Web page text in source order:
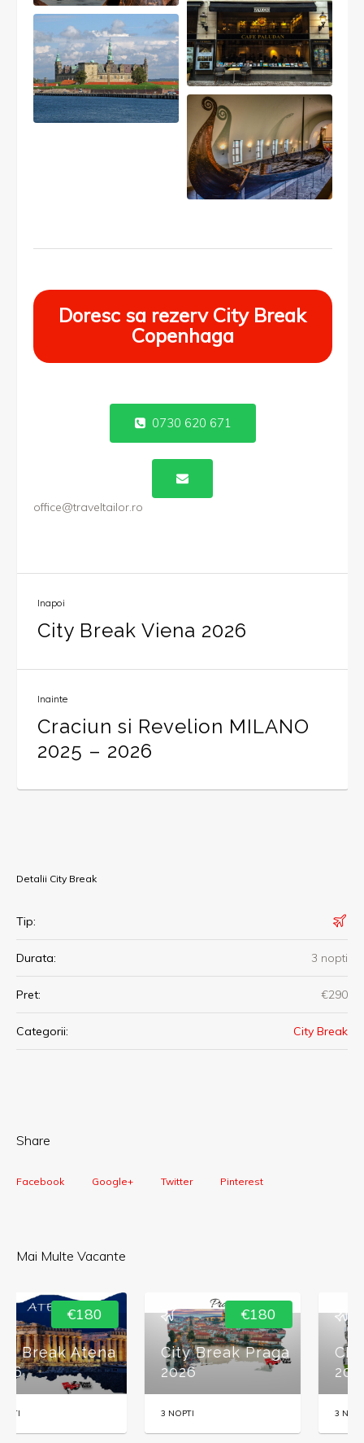
Doresc sa rezerv City Break
Copenhaga
0730 620 671
office@traveltailor.ro
Inapoi
City Break Viena 2026
Inainte
Craciun si Revelion MILANO
2025 – 2026
Detalii City Break
Tip:
Durata: 3 nopti
Pret: €290
Categorii: City Break
Share
Facebook Google+ Twitter Pinterest
Mai Multe Vacante
€180
City Break Praga
2026
€215
CITY BREAK PISA